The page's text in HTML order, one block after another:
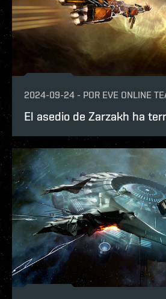
2024-09-24 - POR EVE ONLINE
El asedio de Zarzakh ha